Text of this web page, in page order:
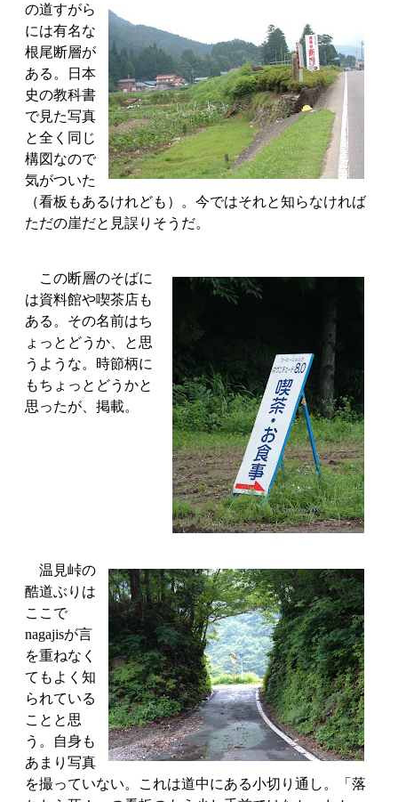
の道すがら
には有名な
根尾断層が
ある。日本
史の教科書
で見た写真
と全く同じ
構図なので
気がついた
（看板もあるけれども）。今ではそれと知らなければ
ただの崖だと見誤りそうだ。
この断層のそばに
は資料館や喫茶店も
ある。その名前はち
ょっとどうか、と思
うような。時節柄に
もちょっとどうかと
思ったが、掲載。
温見峠の
酷道ぶりは
ここで
nagajisが言
を重ねなく
てもよく知
られている
ことと思
う。自身も
あまり写真
を撮っていない。これは道中にある小切り通し。「落